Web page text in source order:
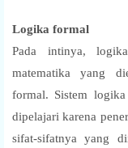
Logika formal
Pada intinya,
matematika yang
formal. Sistem
dipelajari karena
sifat-sifatnya yang